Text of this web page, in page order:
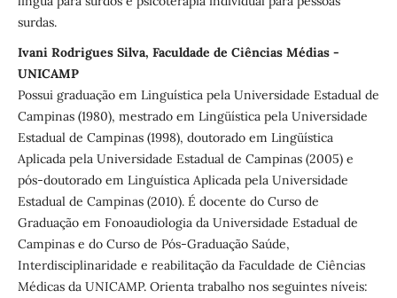
surdas.
Ivani Rodrigues Silva, Faculdade de Ciências Médias -
UNICAMP
Possui graduação em Linguística pela Universidade Estadual de
Campinas (1980), mestrado em Lingüística pela Universidade
Estadual de Campinas (1998), doutorado em Lingüística
Aplicada pela Universidade Estadual de Campinas (2005) e
pós-doutorado em Linguística Aplicada pela Universidade
Estadual de Campinas (2010). É docente do Curso de
Graduação em Fonoaudiologia da Universidade Estadual de
Campinas e do Curso de Pós-Graduação Saúde,
Interdisciplinaridade e reabilitação da Faculdade de Ciências
Médicas da UNICAMP. Orienta trabalho nos seguintes níveis: